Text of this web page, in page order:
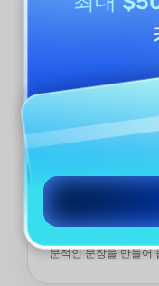
기존 도구들이 몇 가
문단 생성기는 주제,
항을 자유롭게 입력할
사용자의 스타일과
생성해 줍니다.
최첨단 AI 모델
UPDF AI 문단 생성기
모델을 기반으로 작동
문적인 문장을 만들어